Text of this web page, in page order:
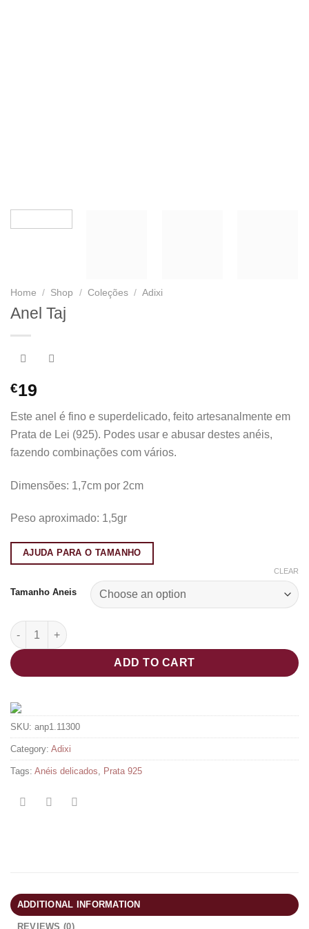
Home / Shop / Coleções / Adixi
Anel Taj
€19
Este anel é fino e superdelicado, feito artesanalmente em
Prata de Lei (925). Podes usar e abusar destes anéis,
fazendo combinações com vários.
Dimensões: 1,7cm por 2cm
Peso aproximado: 1,5gr
AJUDA PARA O TAMANHO
Tamanho Aneis
CLEAR
Anel Taj quantity
ADD TO CART
SKU: anp1.11300
Category: Adixi
Tags: Anéis delicados Prata 925
ADDITIONAL INFORMATION
REVIEWS (0)